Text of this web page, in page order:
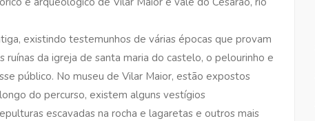
existindo testemunhos de várias épocas que provam
da igreja de santa maria do castelo, o pelourinho e
público. No museu de Vilar Maior, estão expostos
do percurso, existem alguns vestígios
escavadas na rocha e lagaretas e outros mais